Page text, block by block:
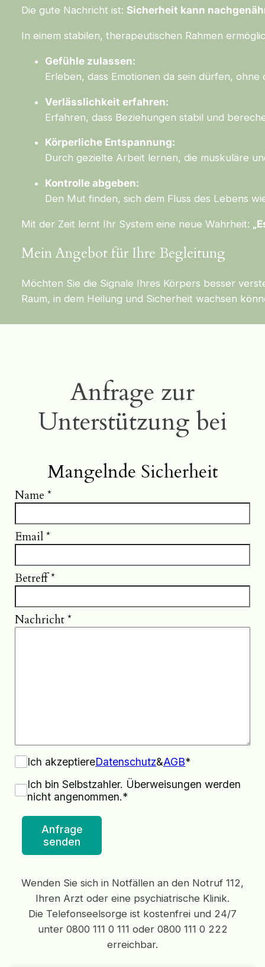
Die gute Nachricht ist: Sicherheit kann
In einem stabilen, therapeutischen Rahmen
Gefühle zulassen:
Erleben, dass Emotionen da sein dürfen, ohne
Verlässlichkeit erfahren:
Erfahren, dass Beziehungen stabil und
Körperliche Entspannung:
Durch gezielte Arbeit lernen, die muskuläre
Kontrolle abgeben:
Den Mut finden, sich dem Fluss des Lebens
Mit der Zeit lernt Ihr System eine neue Wahrheit:
Mein Angebot für Ihre Begleitung
Möchten Sie die Signale Ihres Körpers besser
Raum, in dem Heilung und Sicherheit wachsen
Anfrage zur
Unterstützung bei
Mangelnde Sicherheit
Name *
Email*
Betreff*
Nachricht*
Ich akzeptiereDatenschutz&AGB*
Ich bin Selbstzahler. Überweisungen werden
nicht angenommen.*
Anfrage
senden
Wenden Sie sich in Notfällen an den Notruf 112,
Ihren Arzt oder eine psychiatrische Klinik.
Die Telefonseelsorge ist kostenfrei und 24/7
unter 0800 111 0 111 oder 0800 111 0 222
erreichbar.